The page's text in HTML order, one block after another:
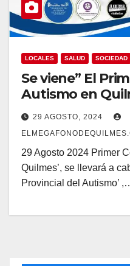
LOCALES SALUD SOCIEDAD
Se viene” El
Autismo en
29 AGOSTO, 2024
29 Agosto 2024 Primer
Quilmes’, se llevará a
Provincial del Autismo’